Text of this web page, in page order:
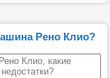
Рено Клио?